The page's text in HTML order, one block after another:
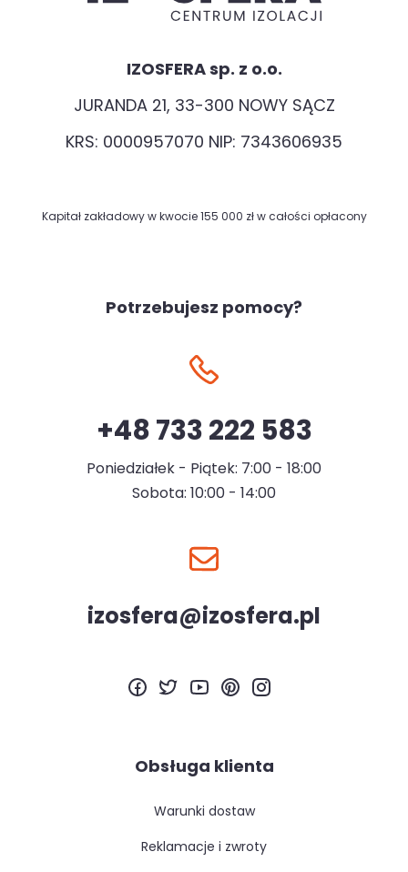
IZOSFERA sp. z o.o.
JURANDA 21, 33-300 NOWY SĄCZ
KRS: 0000957070 NIP: 7343606935
Kapitał zakładowy w kwocie 155 000 zł w całości opłacony
Potrzebujesz pomocy?
+48 733 222 583
Poniedziałek - Piątek: 7:00 - 18:00
Sobota: 10:00 - 14:00
izosfera@izosfera.pl
Obsługa klienta
warunki dostaw
reklamacje i zwroty